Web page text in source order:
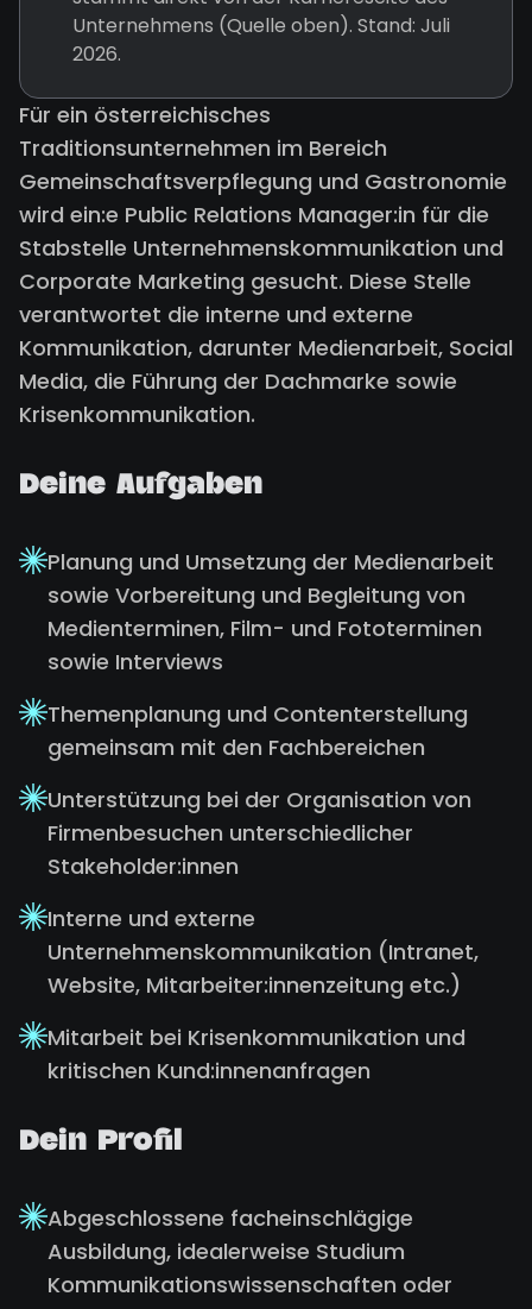
Unternehmens (Quelle oben). Stand: Juli
2026.
Für ein österreichisches
Traditionsunternehmen im Bereich
Gemeinschaftsverpflegung und Gastronomie
wird ein:e Public Relations Manager:in für die
Stabstelle Unternehmenskommunikation und
Corporate Marketing gesucht. Diese Stelle
verantwortet die interne und externe
Kommunikation, darunter Medienarbeit, Social
Media, die Führung der Dachmarke sowie
Krisenkommunikation.
Deine Aufgaben
Planung und Umsetzung der Medienarbeit
sowie Vorbereitung und Begleitung von
Medienterminen, Film- und Fototerminen
sowie Interviews
Themenplanung und Contenterstellung
gemeinsam mit den Fachbereichen
Unterstützung bei der Organisation von
Firmenbesuchen unterschiedlicher
Stakeholder:innen
Interne und externe
Unternehmenskommunikation (Intranet,
Website, Mitarbeiter:innenzeitung etc.)
Mitarbeit bei Krisenkommunikation und
kritischen Kund:innenanfragen
Dein Profil
Abgeschlossene facheinschlägige
Ausbildung, idealerweise Studium
Kommunikationswissenschaften oder